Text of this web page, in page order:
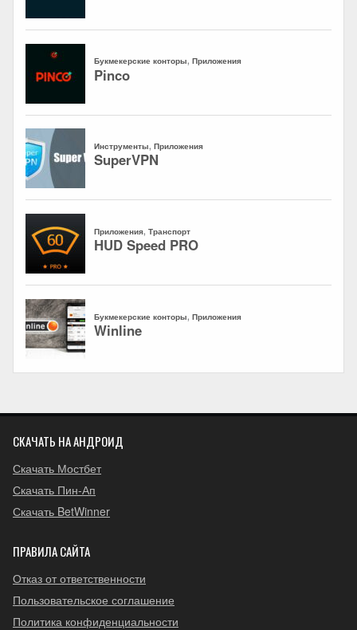
СКАЧАТЬ НА АНДРОИД
Скачать Мостбет
Скачать Пин-Ап
Скачать BetWinner
ПРАВИЛА САЙТА
Отказ от ответственности
Пользовательское соглашение
Политика конфиденциальности